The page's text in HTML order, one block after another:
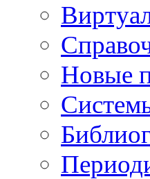
Новые